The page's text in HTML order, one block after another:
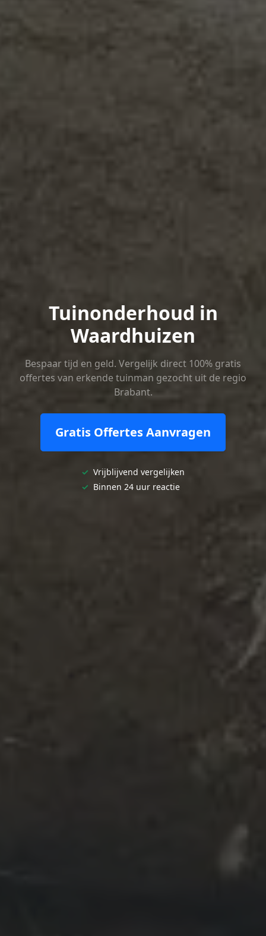
Tuinonderhoud in
Waardhuizen
Bespaar tijd en geld. Vergelijk direct 100% gratis
offertes van erkende tuinman gezocht uit de regio
Brabant.
Gratis Offertes Aanvragen
✓ Vrijblijvend vergelijken
✓ Binnen 24 uur reactie